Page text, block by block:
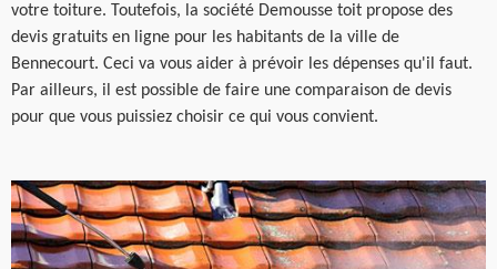
votre toiture. Toutefois, la société Demousse toit propose des
devis gratuits en ligne pour les habitants de la ville de
Bennecourt. Ceci va vous aider à prévoir les dépenses qu'il faut.
Par ailleurs, il est possible de faire une comparaison de devis
pour que vous puissiez choisir ce qui vous convient.